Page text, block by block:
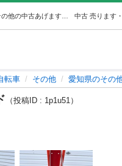
中古 売ります
転車 その他 愛知県のその
（投稿ID : 1p1u51）